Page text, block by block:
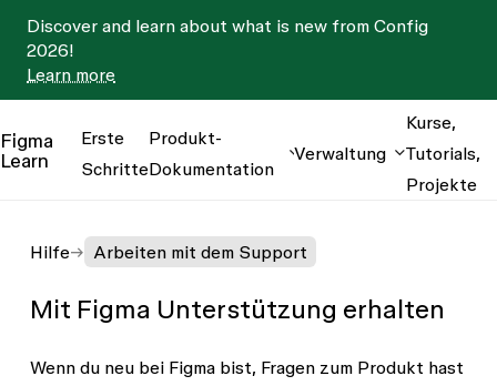
Discover and learn about what is new from Config
2026!
Learn more
Figma
Learn
Erste
Schritte
Produkt-
Dokumentation
Verwaltung
Kurse,
Tutorials,
Projekte
Hilfe Arbeiten mit dem Support
Mit Figma Unterstützung erhalten
Wenn du neu bei Figma bist, Fragen zum Produkt hast